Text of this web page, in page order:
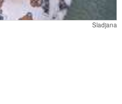
Sladjana